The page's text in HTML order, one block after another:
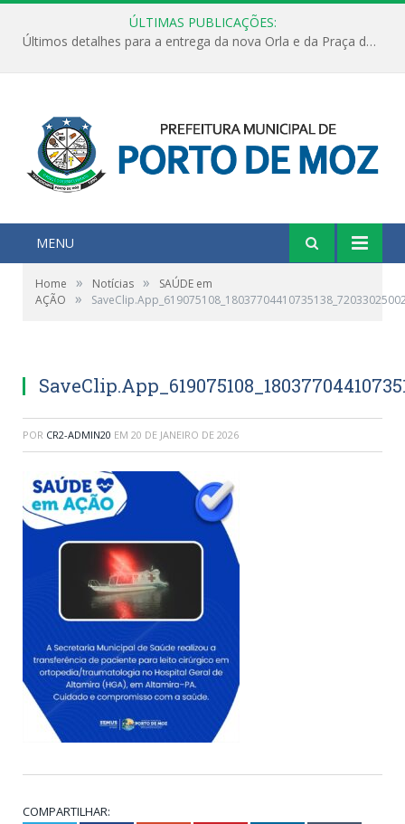
ÚLTIMAS PUBLICAÇÕES:
Últimos detalhes para a entrega da nova Orla e da Praça do Praião
MENU
Home » Notícias »
SAÚDE em
AÇÃO
»
POR CR2-ADMIN20 EM 20 DE JANEIRO DE 2026
COMPARTILHAR: